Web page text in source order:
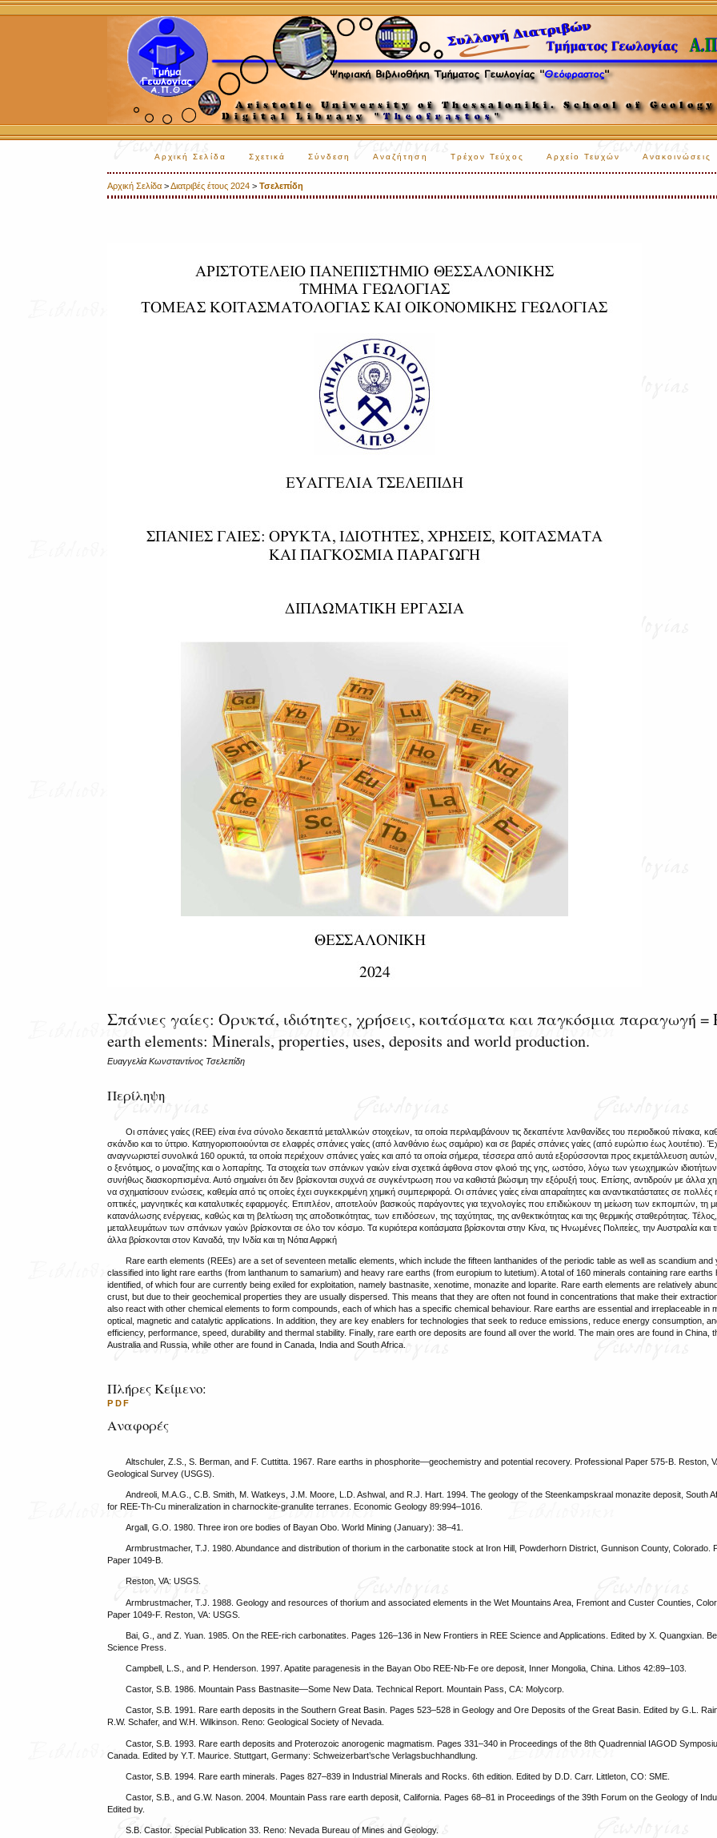
Αρχική Σελίδα Σχετικά Σύνδεση Αναζήτηση Τρέχον Τεύχος Αρχείο Τευχών Ανακοινώσεις
Αρχική Σελίδα >Διατριβές έτους 2024 >Τσελεπίδη
Σπάνιες γαίες: Ορυκτά, ιδιότητες, χρήσεις, κοιτάσματα και παγκόσμια παραγωγή =
earth elements: Minerals, properties, uses, deposits and world production.
Ευαγγελία Κωνσταντίνος Τσελεπίδη
Περίληψη
Οι σπάνιες γαίες (REE) είναι ένα σύνολο δεκαεπτά μεταλλικών στοιχείων, τα οποία περιλαμβάνουν τις δεκαπέντε λανθανίδες του περιοδικού πίνακα,
σκάνδιο και το ύττριο. Κατηγοριοποιούνται σε ελαφρές σπάνιες γαίες (από λανθάνιο έως σαμάριο) και σε βαριές σπάνιες γαίες (από ευρώπιο έως λουτέτιο).
αναγνωριστεί συνολικά 160 ορυκτά, τα οποία περιέχουν σπάνιες γαίες και από τα οποία σήμερα, τέσσερα από αυτά εξορύσσονται προς εκμετάλλευση
ο ξενότιμος, ο μοναζίτης και ο λοπαρίτης. Τα στοιχεία των σπάνιων γαιών είναι σχετικά άφθονα στον φλοιό της γης, ωστόσο, λόγω των γεωχημικών ιδιοτήτων
συνήθως διασκορπισμένα. Αυτό σημαίνει ότι δεν βρίσκονται συχνά σε συγκέντρωση που να καθιστά βιώσιμη την εξόρυξή τους. Επίσης, αντιδρούν με άλλα
να σχηματίσουν ενώσεις, καθεμία από τις οποίες έχει συγκεκριμένη χημική συμπεριφορά. Οι σπάνιες γαίες είναι απαραίτητες και αναντικατάστατες σε πολλές
οπτικές, μαγνητικές και καταλυτικές εφαρμογές. Επιπλέον, αποτελούν βασικούς παράγοντες για τεχνολογίες που επιδιώκουν τη μείωση των εκπομπών, τη
κατανάλωσης ενέργειας, καθώς και τη βελτίωση της αποδοτικότητας, των επιδόσεων, της ταχύτητας, της ανθεκτικότητας και της θερμικής σταθερότητας.
μεταλλευμάτων των σπάνιων γαιών βρίσκονται σε όλο τον κόσμο. Τα κυριότερα κοιτάσματα βρίσκονται στην Κίνα, τις Ηνωμένες Πολιτείες, την Αυστραλία
άλλα βρίσκονται στον Καναδά, την Ινδία και τη Νότια Αφρική
Rare earth elements (REEs) are a set of seventeen metallic elements, which include the fifteen lanthanides of the periodic table as well as scandium and
classified into light rare earths (from lanthanum to samarium) and heavy rare earths (from europium to lutetium). A total of 160 minerals containing rare earths
identified, of which four are currently being exiled for exploitation, namely bastnasite, xenotime, monazite and loparite. Rare earth elements are relatively
crust, but due to their geochemical properties they are usually dispersed. This means that they are often not found in concentrations that make their
also react with other chemical elements to form compounds, each of which has a specific chemical behaviour. Rare earths are essential and irreplaceable in
optical, magnetic and catalytic applications. In addition, they are key enablers for technologies that seek to reduce emissions, reduce energy consumption,
efficiency, performance, speed, durability and thermal stability. Finally, rare earth ore deposits are found all over the world. The main ores are found in China,
Australia and Russia, while other are found in Canada, India and South Africa.
Πλήρες Κείμενο:
PDF
Αναφορές
Altschuler, Z.S., S. Berman, and F. Cuttitta. 1967. Rare earths in phosphorite—geochemistry and potential recovery. Professional Paper 575-B. Reston,
Geological Survey (USGS).
Andreoli, M.A.G., C.B. Smith, M. Watkeys, J.M. Moore, L.D. Ashwal, and R.J. Hart. 1994. The geology of the Steenkampskraal monazite deposit, South
for REE-Th-Cu mineralization in charnockite-granulite terranes. Economic Geology 89:994–1016.
Argall, G.O. 1980. Three iron ore bodies of Bayan Obo. World Mining (January): 38–41.
Armbrustmacher, T.J. 1980. Abundance and distribution of thorium in the carbonatite stock at Iron Hill, Powderhorn District, Gunnison County, Colorado.
Paper 1049-B.
Reston, VA: USGS.
Armbrustmacher, T.J. 1988. Geology and resources of thorium and associated elements in the Wet Mountains Area, Fremont and Custer Counties,
Paper 1049-F. Reston, VA: USGS.
Bai, G., and Z. Yuan. 1985. On the REE-rich carbonatites. Pages 126–136 in New Frontiers in REE Science and Applications. Edited by X. Quangxian.
Science Press.
Campbell, L.S., and P. Henderson. 1997. Apatite paragenesis in the Bayan Obo REE-Nb-Fe ore deposit, Inner Mongolia, China. Lithos 42:89–103.
Castor, S.B. 1986. Mountain Pass Bastnasite—Some New Data. Technical Report. Mountain Pass, CA: Molycorp.
Castor, S.B. 1991. Rare earth deposits in the Southern Great Basin. Pages 523–528 in Geology and Ore Deposits of the Great Basin. Edited by G.L.
R.W. Schafer, and W.H. Wilkinson. Reno: Geological Society of Nevada.
Castor, S.B. 1993. Rare earth deposits and Proterozoic anorogenic magmatism. Pages 331–340 in Proceedings of the 8th Quadrennial IAGOD
Canada. Edited by Y.T. Maurice. Stuttgart, Germany: Schweizerbart’sche Verlagsbuchhandlung.
Castor, S.B. 1994. Rare earth minerals. Pages 827–839 in Industrial Minerals and Rocks. 6th edition. Edited by D.D. Carr. Littleton, CO: SME.
Castor, S.B., and G.W. Nason. 2004. Mountain Pass rare earth deposit, California. Pages 68–81 in Proceedings of the 39th Forum on the Geology of
Edited by.
S.B. Castor. Special Publication 33. Reno: Nevada Bureau of Mines and Geology.